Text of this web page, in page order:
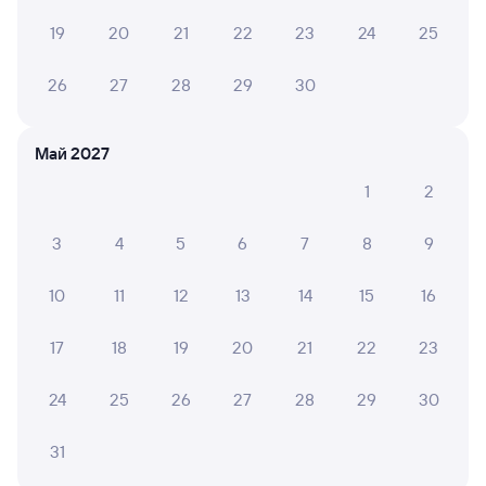
Выберите дату
из Анапы
Нижний Ингаш
в Иркутск Пасс.
Дни следования ближайшие: 10, 13, 17 августа Маршрут
Плацкарт Купе
Выберите дату
19 20 21 22 23 24 25
26 27 28 29 30
Май 2027
1
2
3 4 5 6 7 8 9
10 11 12 13 14 15 16
17 18 19 20 21 22 23
24 25 26 27 28 29 30
31